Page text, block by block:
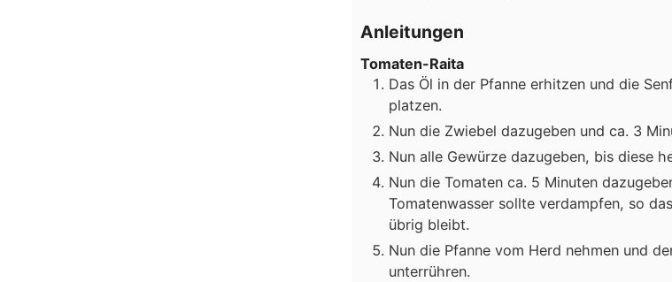
Anleitungen
Tomaten-Raita
Das Öl in der Pfanne erhitzen und die
platzen.
Nun die Zwiebel dazugeben und ca. 3
Nun alle Gewürze dazugeben, bis diese
Nun die Tomaten ca. 5 Minuten
Tomatenwasser sollte verdampfen, so
übrig bleibt.
Nun die Pfanne vom Herd nehmen und
unterrühren.